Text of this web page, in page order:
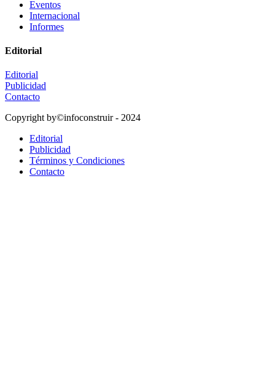
Eventos
Internacional
Informes
Editorial
Editorial
Publicidad
Contacto
Copyright by©infoconstruir - 2024
Editorial
Publicidad
Términos y Condiciones
Contacto